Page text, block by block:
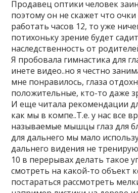
Продавец оптики человек
поэтому он не скажет что очки
работать часов 12, то уже
потихоньку зрение будет
наследственность от
Я пробовала гимнастика для
инете видео..но я честно
мне понравилось, глаза
положительные, кто-то даже
И еще читала рекомендации
как мы в компе..Т.е. у нас все
называемые мышцы глаз для
для дальнего мы мало
дальнего видения не
10 в перерывах делать такое
смотреть на какой-то объект
постараться рассмотреть